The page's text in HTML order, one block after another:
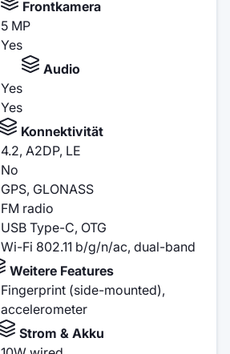
Frontkamera
5 MP
Yes
Audio
Yes
Yes
Konnektivität
4.2, A2DP, LE
No
GPS, GLONASS
FM radio
USB Type-C, OTG
Wi-Fi 802.11 b/g/n/ac, dual-band
Weitere Features
Fingerprint (side-mounted),
accelerometer
Strom & Akku